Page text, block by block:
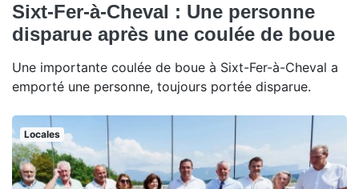
Sixt-Fer-à-Cheval : Une personne
disparue après une coulée de boue
Une importante coulée de boue à Sixt-Fer-à-Cheval a
emporté une personne, toujours portée disparue.
Locales